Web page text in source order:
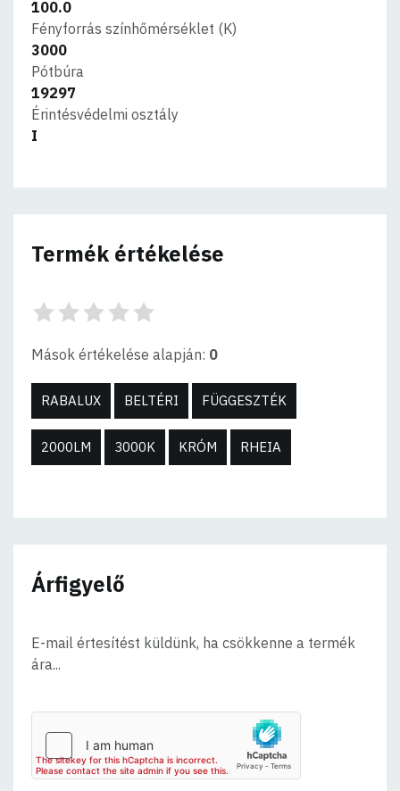
100.0
Fényforrás színhőmérséklet (K)
3000
Pótbúra
19297
Érintésvédelmi osztály
I
Termék értékelése
Mások értékelése alapján: 0
RABALUX BELTÉRI FÜGGESZTÉK
2000LM 3000K KRÓM RHEIA
Árfigyelő
E-mail értesítést küldünk, ha csökkenne a termék
ára...